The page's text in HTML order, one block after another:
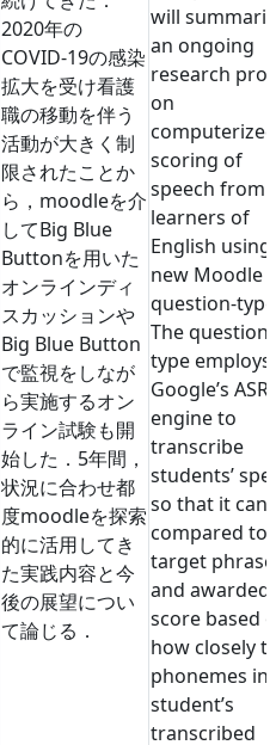
2020年の
COVID-19の感染
拡大を受け看護
職の移動を伴う
活動が大きく制
限されたことか
ら，moodleを介
してBig Blue
Buttonを用いた
オンラインディ
スカッションや
Big Blue Button
で監視をしなが
ら実施するオン
ライン試験も開
始した．5年間，
状況に合わせ都
度moodleを探索
的に活用してき
た実践内容と今
後の展望につい
て論じる．
will
an ongoing
research
on
scoring of
speech from
learners of
English using
new Moodle
question-
The question-
type employs
Google’s ASR
engine to
transcribe
students’
so that it can
compared to
target phrase
and awarded
score based
how closely
phonemes in
student’s
transcribed